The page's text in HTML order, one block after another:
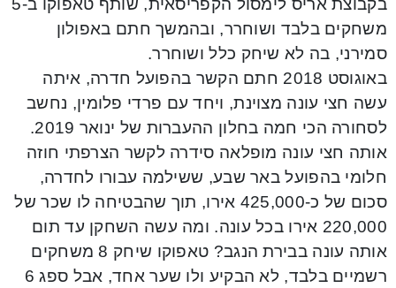
בקבוצת אריס לימסול הקפריסאית, שותף טאפוקו ב-5
משחקים בלבד ושוחרר, ובהמשך חתם באפולון
סמירני, בה לא שיחק כלל ושוחרר.
באוגוסט 2018 חתם הקשר בהפועל חדרה, איתה
עשה חצי עונה מצוינת, ויחד עם פרדי פלומין, נחשב
לסחורה הכי חמה בחלון ההעברות של ינואר 2019.
אותה חצי עונה מופלאה סידרה לקשר הצרפתי חוזה
חלומי בהפועל באר שבע, ששילמה עבורו לחדרה,
סכום של כ-425,000 אירו, תוך שהבטיחה לו שכר של
220,000 אירו בכל עונה. ומה עשה השחקן עד תום
אותה עונה בבירת הנגב? טאפוקו שיחק 8 משחקים
רשמיים בלבד, לא הבקיע ולו שער אחד, אבל ספג 6